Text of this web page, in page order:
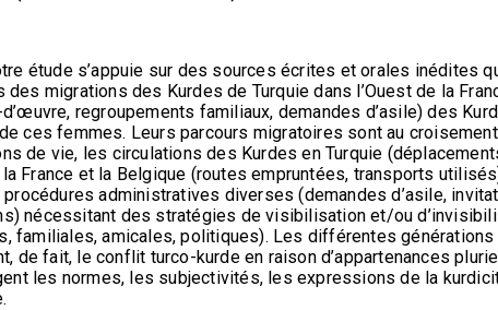
étude s’appuie sur des sources écrites et orales inédites
migrations des Kurdes de Turquie dans l’Ouest de la
regroupements familiaux, demandes d’asile) des
ces femmes. Leurs parcours migratoires sont au
de vie, les circulations des Kurdes en Turquie
France et la Belgique (routes empruntées, transports
administratives diverses (demandes d’asile,
nécessitant des stratégies de visibilisation et/ou
familiales, amicales, politiques). Les différentes
de fait, le conflit turco-kurde en raison d’appartenances
les normes, les subjectivités, les expressions de la